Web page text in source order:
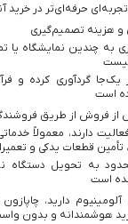
حرفه‌ای‌تر در خرید
و هزینه تصمیم‌گیری
به چندین نمایشگاه یا
گردآوری کرده و
است
از فروش از طریق
دارند، معمولاً
تأمین قطعات یدکی و
به تحویل دستگاه
است
دارید،
هوشمندانه و بدون